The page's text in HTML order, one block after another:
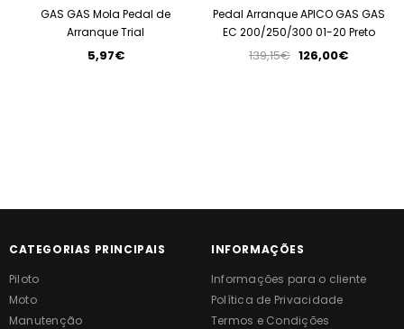
GAS GAS Mola Pedal de
Arranque Trial
5,97€
Pedal Arranque APICO GAS GAS
EC 200/250/300 01-20 Preto
139,15€ 126,00€
CATEGORIAS PRINCIPAIS
Piloto
Moto
Manutenção
INFORMAÇÕES
Informações para o cliente
Política de Privacidade
Termos e Condições